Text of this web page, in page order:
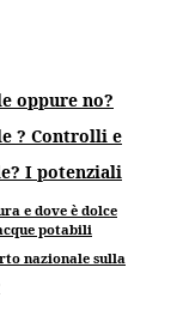
oppure no?
? Controlli e
I potenziali
e dove è dolce
potabili
nazionale sulla